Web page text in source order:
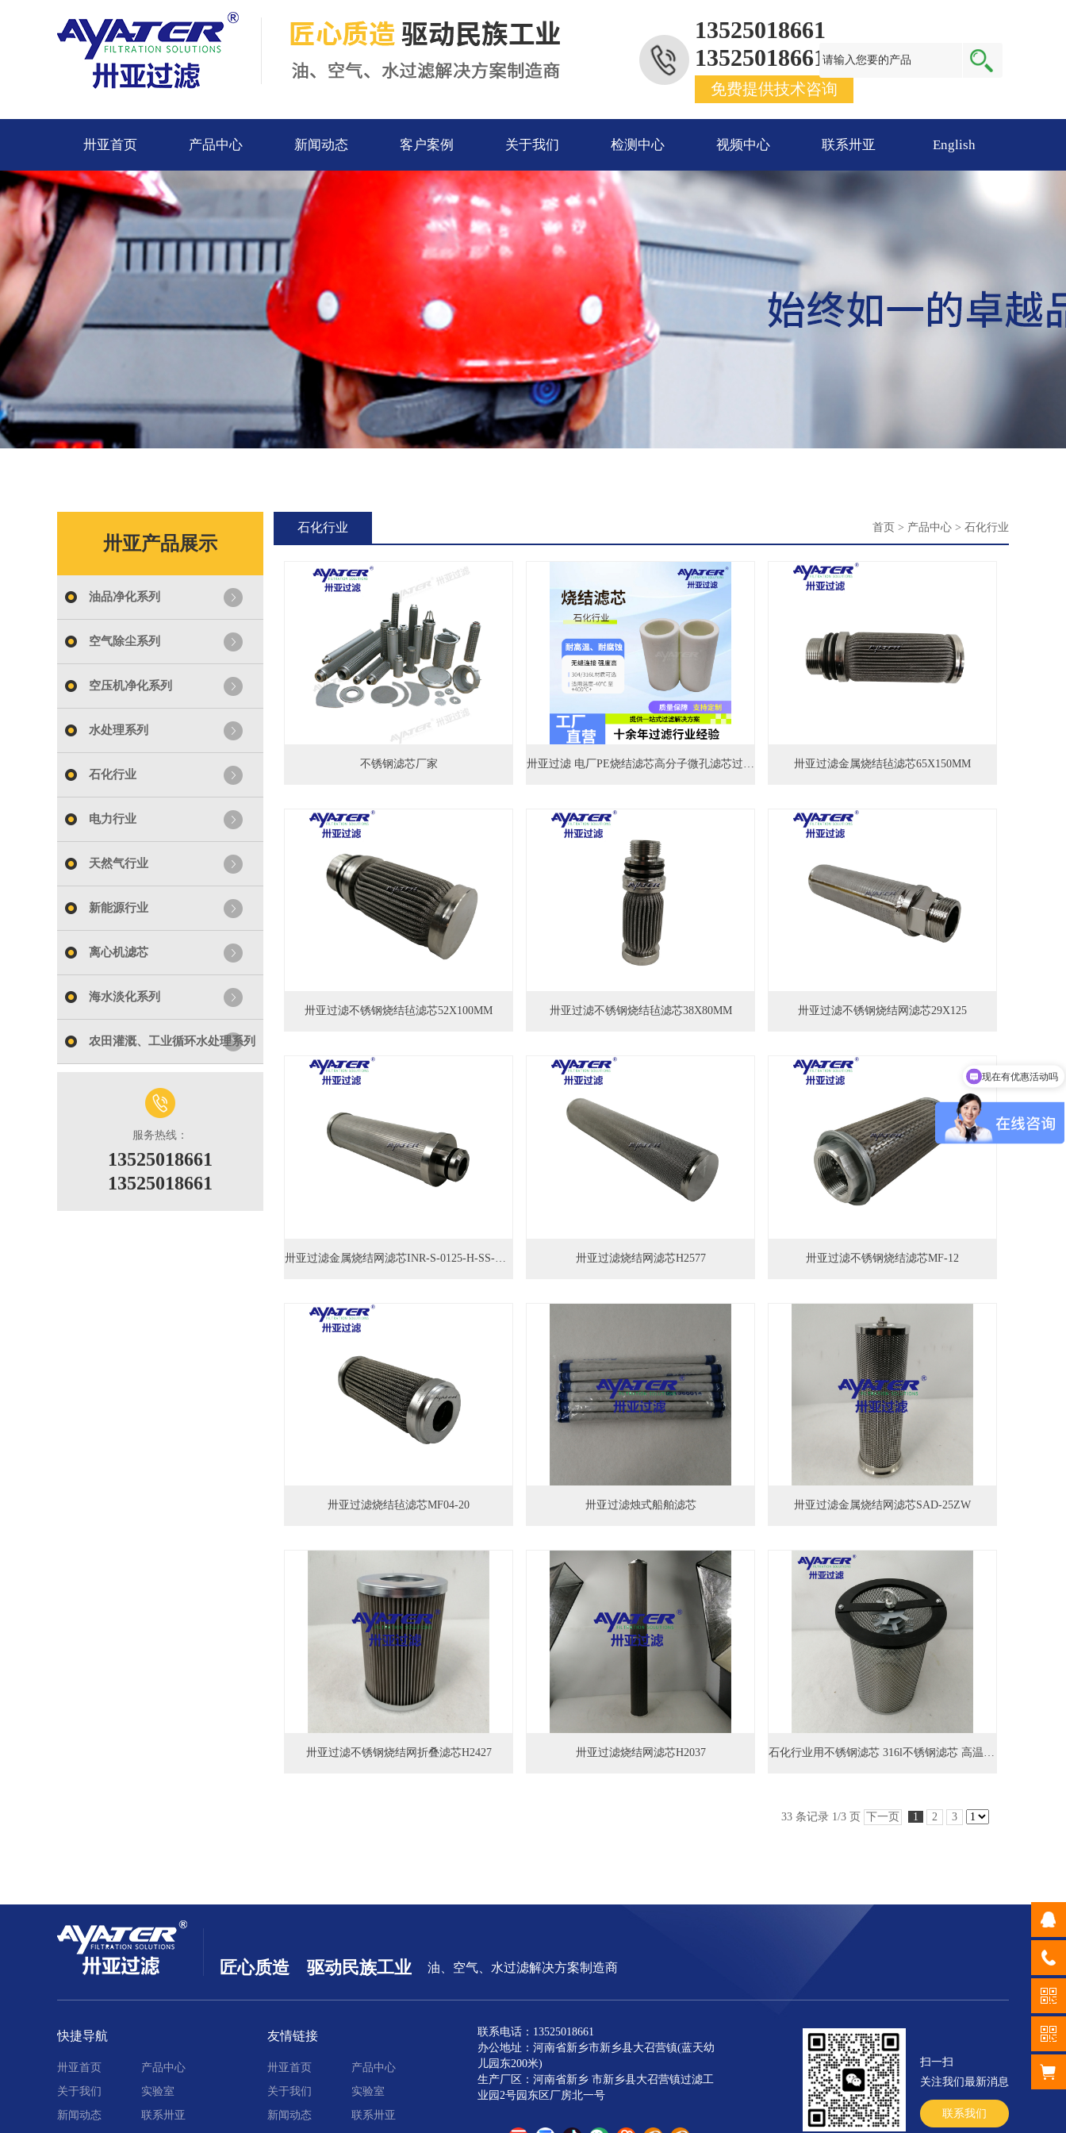
13525018661
13525018661
免费提供技术咨询
卅亚首页 产品中心 新闻动态 客户案例 关于我们 检测中心 视频中心 联系卅亚 English
卅亚产品展示
油品净化系列
空气除尘系列
空压机净化系列
水处理系列
石化行业
电力行业
天然气行业
新能源行业
离心机滤芯
海水淡化系列
农田灌溉、工业循环水处理系列
服务热线：
13525018661
13525018661
石化行业 首页 > 产品中心 > 石化行业
不锈钢滤芯厂家 卅亚过滤金属烧结毡滤芯65X150MM
卅亚过滤不锈钢烧结毡滤芯52X100MM 卅亚过滤不锈钢烧结毡滤芯38X80MM 卅亚过滤不锈钢烧结网滤芯29X125
卅亚过滤烧结网滤芯H2577 卅亚过滤不锈钢烧结滤芯MF-12
卅亚过滤烧结毡滤芯MF04-20 卅亚过滤烛式船舶滤芯 卅亚过滤金属烧结网滤芯SAD-25ZW
卅亚过滤不锈钢烧结网折叠滤芯H2427 卅亚过滤烧结网滤芯H2037
33 条记录 1/3 页 下一页 1 2 3
匠心质造 驱动民族工业 油、空气、水过滤解决方案制造商
快捷导航
卅亚首页
产品中心
关于我们
实验室
新闻动态
联系卅亚
友情链接
卅亚首页
产品中心
关于我们
实验室
新闻动态
联系卅亚
联系电话：13525018661
办公地址：河南省新乡市新乡县大召营镇(蓝天幼
儿园东200米)
生产厂区：河南省新乡 市新乡县大召营镇过滤工
业园2号园东区厂房北一号
扫一扫
关注我们最新消息
联系我们
现在有优惠活动吗